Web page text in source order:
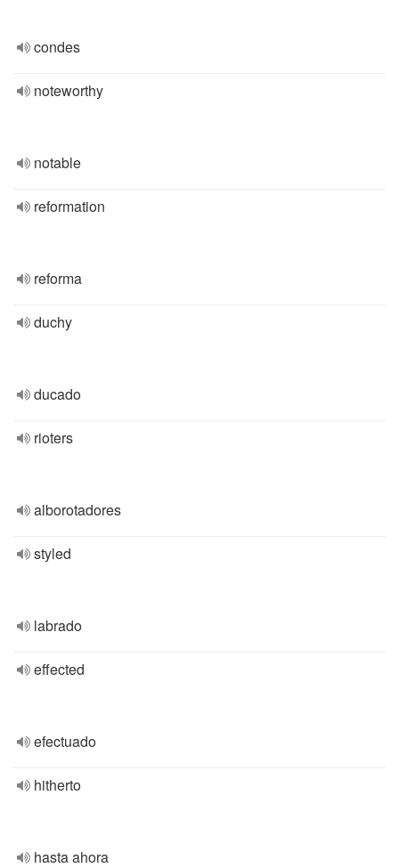
condes
noteworthy
notable
reformation
reforma
duchy
ducado
rioters
alborotadores
styled
labrado
effected
efectuado
hitherto
hasta ahora